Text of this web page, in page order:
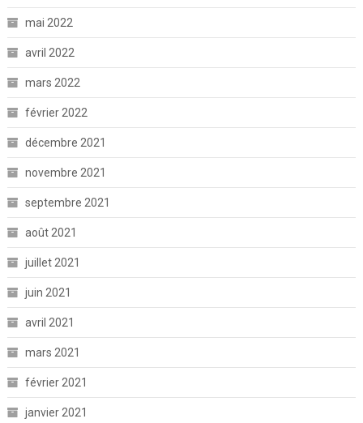
mai 2022
avril 2022
mars 2022
février 2022
décembre 2021
novembre 2021
septembre 2021
août 2021
juillet 2021
juin 2021
avril 2021
mars 2021
février 2021
janvier 2021